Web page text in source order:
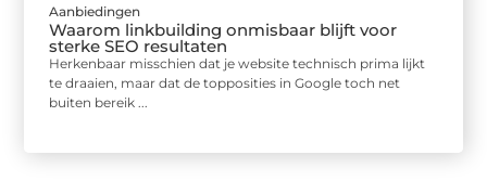
Aanbiedingen
Waarom linkbuilding onmisbaar blijft voor
sterke SEO resultaten
Herkenbaar misschien dat je website technisch prima lijkt
te draaien, maar dat de topposities in Google toch net
buiten bereik ...